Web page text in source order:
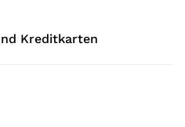
Kreditkarten